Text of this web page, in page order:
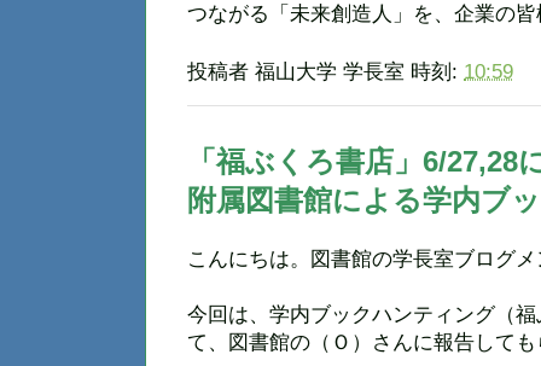
つながる「未来創造人」を、企業の
投稿者 福山大学 学長室 時刻: 10:59
「福ぶくろ書店」6/27,28
附属図書館による学内ブ
こんにちは。図書館の学長室ブログ
今回は、学内ブックハンティング（
て、図書館の（Ｏ）さんに報告して